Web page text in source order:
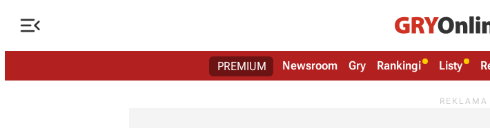

PREMIUM Newsroom Gry Rankingi Listy